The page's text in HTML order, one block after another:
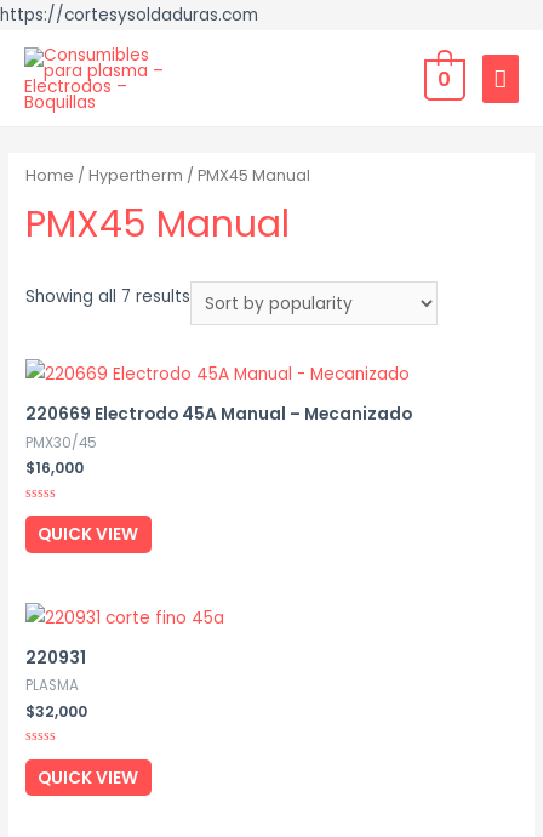
https://cortesysoldaduras.com
0
Home /Hypertherm / PMX45 Manual
PMX45 Manual
Showing all 7 results
220669 Electrodo 45A Manual – Mecanizado
PMX30/45
$16,000
Rated
out
of
QUICK VIEW
220931
PLASMA
$32,000
Rated
out
of
QUICK VIEW